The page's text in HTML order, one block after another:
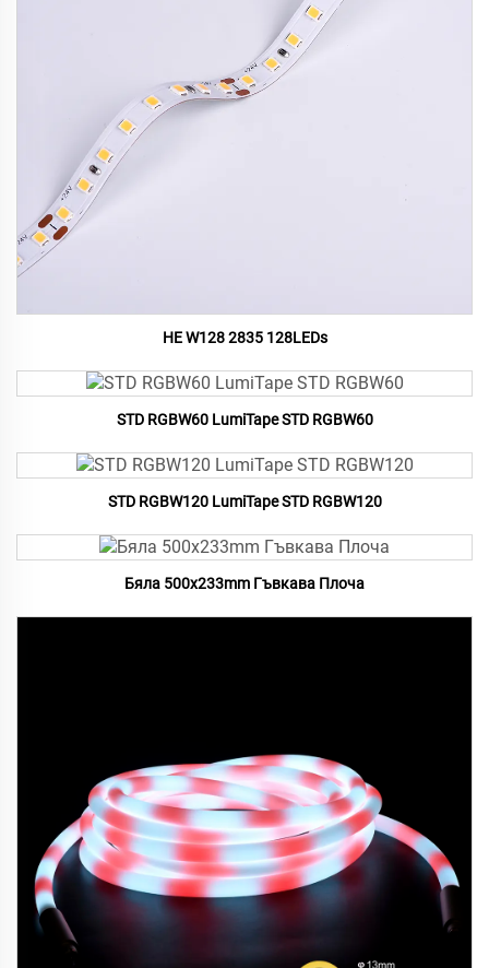
HE W128 2835 128LEDs
STD RGBW60 LumiTape STD RGBW60
STD RGBW120 LumiTape STD RGBW120
Бяла 500x233mm Гъвкава Плоча